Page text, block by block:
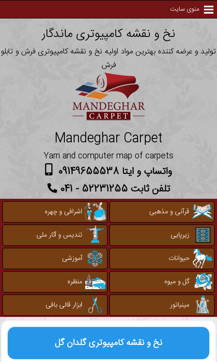
منوی سایت
نخ و نقشه کامپیوتری ماندگار
تولید و عرضه کننده بهترین مواد اولیه نخ و نقشه کامپیوتری فرش و تابلو
فرش
Mandeghar Carpet
Yarn and computer map of carpets
واتساپ و ایتا 09149655538
تلفن ثابت 52231255 - 041
قرآنی و مذهبی
اشرافی و چهره
زیرپایی
تندیس و آثار ملی
حیوانات
آموزشی
گل و میوه
منظره
مینیاتور
ابزار قالی بافی
نخ و نقشه کامپیوتریگلدان گل